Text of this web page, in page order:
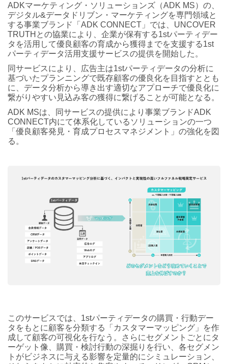
ADKマーケティング・ソリューションズ（ADK MS）の、
デジタル&データドリブン・マーケティングを専門領域と
する事業ブランド「ADK CONNECT」では、UNCOVER
TRUTHとの協業により、企業が保有する1stパーティデー
タを活用して優良顧客の育成から獲得までを支援する1st
パーティデータ活用支援サービスの提供を開始した。
同サービスにより、広告主は1stパーティデータの分析に
基づいたプランニングで既存顧客の優良化を目指すととも
に、データ分析から導き出す適切なアプローチで優良化に
繋がりやすい見込み客の獲得に繋げることが可能となる。
ADK MSは、同サービスの提供により事業ブランドADK
CONNECT内にて体系化しているソリューションの一つ
「優良顧客発見・育成プロセスマネジメント」の強化を図
る。
このサービスでは、1stパーティデータの購買・行動デー
タをもとに顧客を分類する「カスタマーマッピング」を作
成して顧客の可視化を行なう。さらにセグメントごとにタ
ーゲット像、購買・検討行動の深掘りを行い、各セグメン
トがビジネスに与える影響を定量的にシミュレーション、